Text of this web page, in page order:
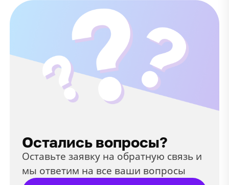
Остались вопросы?
Оставьте заявку на обратную связь и
мы ответим на все ваши вопросы